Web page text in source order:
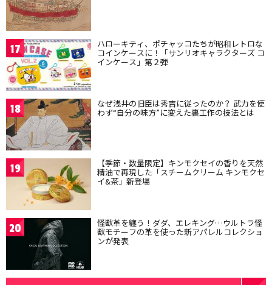
17 ハローキティ、ポチャッコたちが昭和レトロな
コインケースに！「サンリオキャラクターズ コ
インケース」第２弾
18 なぜ浅井の旧臣は秀吉に従ったのか？ 武力を使
わず“自分の味方”に変えた裏工作の技法とは
19 【季節・数量限定】キンモクセイの香りを天然
精油で再現した「スチームクリーム キンモクセ
イ&茶」新登場
20 怪獣革を纏う！ダダ、エレキング…ウルトラ怪
獣モチーフの革を使った新アパレルコレクショ
ンが発表